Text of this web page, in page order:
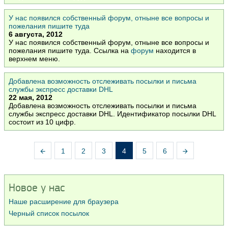
У нас появился собственный форум, отныне все вопросы и
пожелания пишите туда
6 августа, 2012
У нас появился собственный форум, отныне все вопросы и
пожелания пишите туда. Ссылка на форум находится в
верхнем меню.
Добавлена возможность отслеживать посылки и письма
службы экспресс доставки DHL
22 мая, 2012
Добавлена возможность отслеживать посылки и письма
службы экспресс доставки DHL. Идентификатор посылки DHL
состоит из 10 цифр.
1 2 3 4 5 6
Новое у нас
Наше расширение для браузера
Черный список посылок